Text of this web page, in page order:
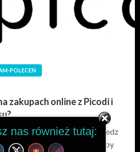
POLECEŃ
zakupach online z Picodi i
i mądrzej w internecie? Dowiedz
pieniędzy za każde zakupy
nas również tutaj: